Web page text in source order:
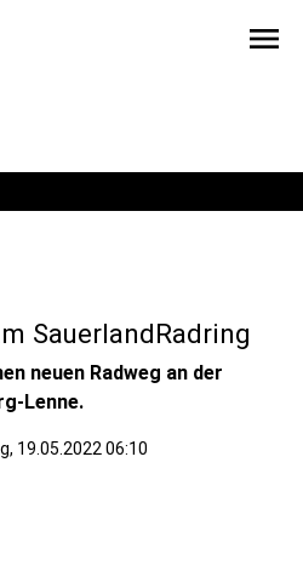
menu
SauerlandRadring
neuen Radweg an der
Lenne.
19.05.2022 06:10